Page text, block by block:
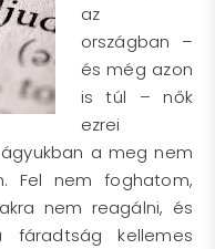
az
országban –
és még azon
is túl – nők
ezrei
a meg nem
Fel nem foghatom,
nem reagálni, és
fáradtság kellemes